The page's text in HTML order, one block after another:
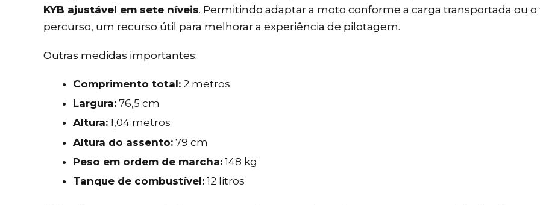
KYB ajustável em sete níveis. Permitindo adaptar a moto conforme a carga transportada ou o
percurso, um recurso útil para melhorar a experiência de pilotagem.
Outras medidas importantes:
Comprimento total: 2 metros
Largura: 76,5 cm
Altura: 1,04 metros
Altura do assento: 79 cm
Peso em ordem de marcha: 148 kg
Tanque de combustível: 12 litros